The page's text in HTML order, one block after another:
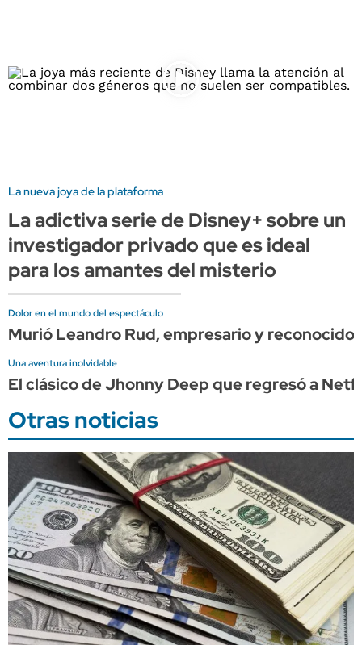
La nueva joya de la plataforma
La adictiva serie de Disney+ sobre un
investigador privado que es ideal
para los amantes del misterio
Dolor en el mundo del espectáculo
Murió Leandro Rud, empresario y
Una aventura inolvidable
El clásico de Jhonny Deep que regresó a
Otras noticias